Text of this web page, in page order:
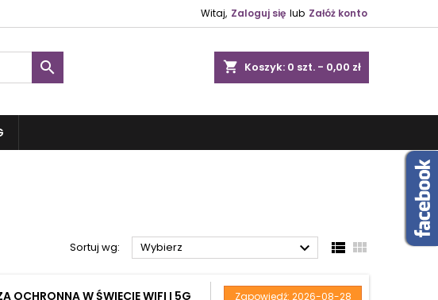
Witaj, Zaloguj się lub Załóż konto
shopping_cart Koszyk: 0 szt. - 0,00 zł

Sortuj wg: Wybierz   
OCHRONNA W ŚWIECIE WIFI I 5G Zapowiedź: 2026-08-28